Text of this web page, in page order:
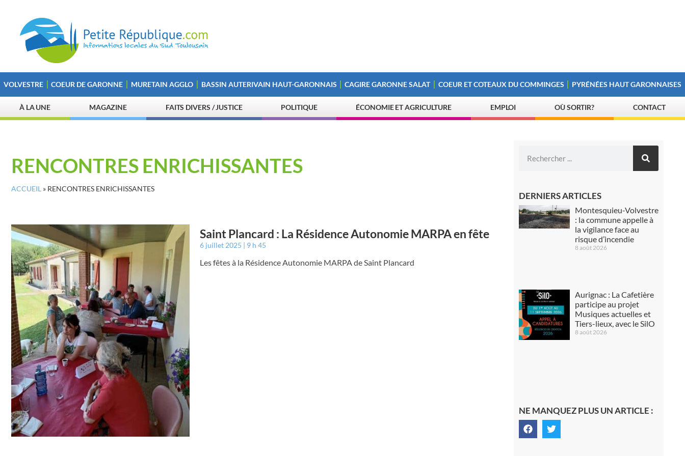
VOLVESTRE COEUR DE GARONNE MURETAIN AGGLO BASSIN AUTERIVAIN HAUT-GARONNAIS CAGIRE GARONNE SALAT COEUR ET COTEAUX DU COMMINGES PYRÉNÉES HAUT GARONNAISES
À LA UNE MAGAZINE FAITS DIVERS / JUSTICE POLITIQUE ÉCONOMIE ET AGRICULTURE EMPLOI OÙ SORTIR? CONTACT
RENCONTRES ENRICHISSANTES
ACCUEIL » RENCONTRES ENRICHISSANTES
Saint Plancard : La Résidence Autonomie MARPA en fête
6 juillet 2025 9 h 45
Les fêtes à la Résidence Autonomie MARPA de Saint Plancard
DERNIERS ARTICLES
Montesquieu-Volvestre
: la commune appelle à
la vigilance face au
risque d’incendie
8 août 2026
Aurignac : La Cafetière
participe au projet
Musiques actuelles et
Tiers-lieux, avec le SilO
8 août 2026
NE MANQUEZ PLUS UN ARTICLE :